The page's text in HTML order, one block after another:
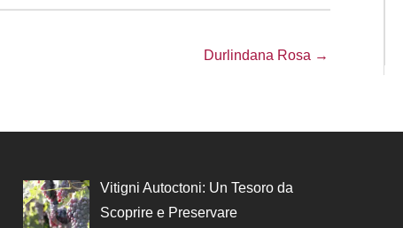
Durlindana Rosa →
Vitigni Autoctoni: Un Tesoro da
Scoprire e Preservare